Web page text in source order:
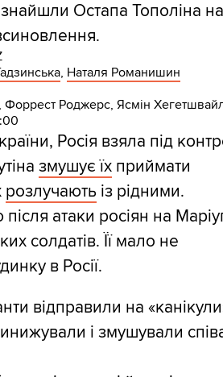
Остапа Тополіна на
, Наталя Романишин
Роджерс, Ясмін
Росія взяла під
змушує їх приймати
розлучають із рідними.
після атаки росіян на
солдатів. Її мало не
в Росії.
відправили на
і змушували